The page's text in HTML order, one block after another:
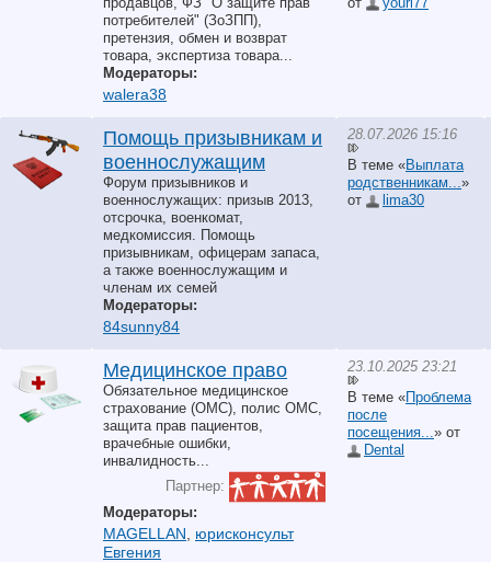
потребителей" (ЗоЗПП),
претензия, обмен и возврат
товара, экспертиза товара...
Модераторы:
walera38
Помощь призывникам и
военнослужащим
Форум призывников и
военнослужащих: призыв 2013,
отсрочка, военкомат,
медкомиссия. Помощь
призывникам, офицерам запаса,
а также военнослужащим и
членам их семей
Модераторы:
84sunny84
28.07.2026 15:16
В теме «Выплата
родственникам...»
от
lima30
Медицинское право
Обязательное медицинское
страхование (ОМС), полис ОМС,
защита прав пациентов,
врачебные ошибки,
инвалидность...
Партнер:
Модераторы:
MAGELLAN
юрисконсульт
Евгения
23.10.2025 23:21
В теме «Проблема
после
посещения...» от
Dental